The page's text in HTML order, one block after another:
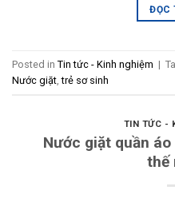
ĐỌC
Posted in Tin tức - Kinh nghiệm |
Nước giặt ,trẻ sơ sinh
TIN TỨC -
Nước giặt quần
thế